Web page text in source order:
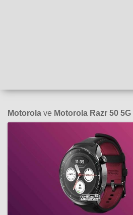
Motorola ve Motorola Razr 50 5G